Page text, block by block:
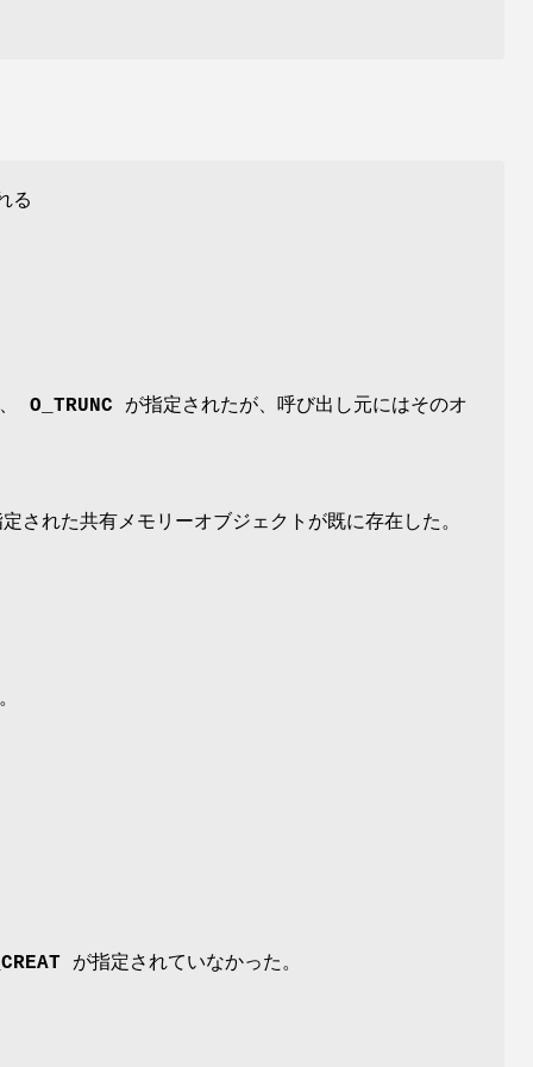
る
O_TRUNC が指定されたが、呼び出し元にはそのオ
された共有メモリーオブジェクトが既に存在した。
が指定されていなかった。